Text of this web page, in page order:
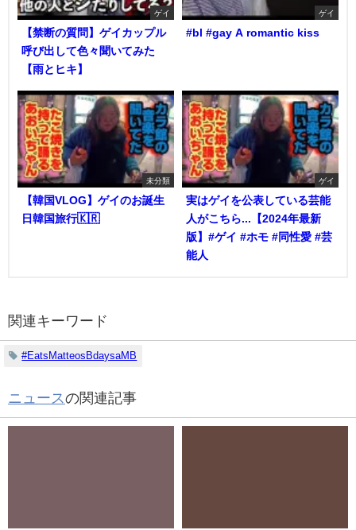
ゲイ
【禁断の質問】ゲイカップル
呼び出して色々聞いてみた
【雨とヒキ】
ゲイ
#bl #gay A romantic kiss
未分類
【韓国VLOG】ゲイのお誕生
日韓国旅行🇰🇷
ゲイ
実はゲイを公表している芸能
人がこちら...【2024年最新
版】#ゲイ #ホモ #同性愛 #芸
能人
関連キーワード
#EatsMatteosBdaysaMB
ニュースの関連記事